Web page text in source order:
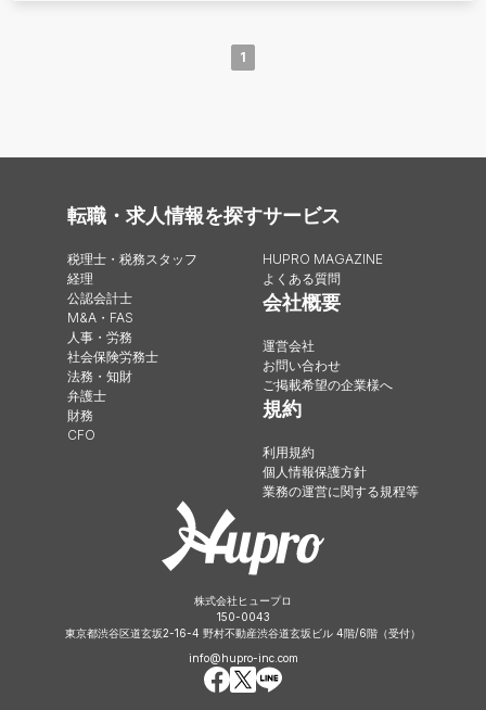
1
転職・求人情報を探す
税理士・税務スタッフ
経理
公認会計士
M&A・FAS
人事・労務
社会保険労務士
法務・知財
弁護士
財務
CFO
サービス
HUPRO MAGAZINE
よくある質問
会社概要
運営会社
お問い合わせ
ご掲載希望の企業様へ
規約
利用規約
個人情報保護方針
業務の運営に関する規程等
株式会社ヒュープロ
150-0043
東京都渋谷区道玄坂2-16-4 野村不動産渋谷道玄坂ビル 4階/6階（受付）
info@hupro-inc.com